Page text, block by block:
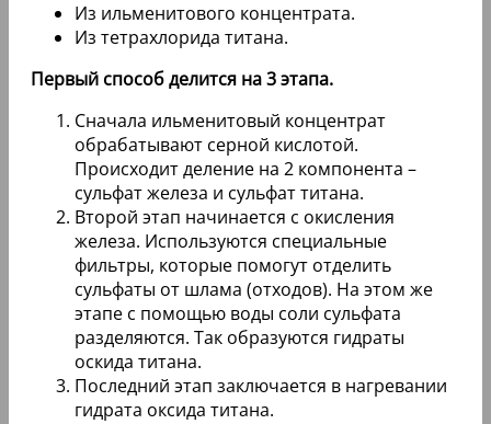
Из ильменитового концентрата.
Из тетрахлорида титана.
Первый способ делится на 3 этапа.
Сначала ильменитовый концентрат
обрабатывают серной кислотой.
Происходит деление на 2 компонента –
сульфат железа и сульфат титана.
Второй этап начинается с окисления
железа. Используются специальные
фильтры, которые помогут отделить
сульфаты от шлама (отходов). На этом же
этапе с помощью воды соли сульфата
разделяются. Так образуются гидраты
оскида титана.
Последний этап заключается в нагревании
гидрата оксида титана.